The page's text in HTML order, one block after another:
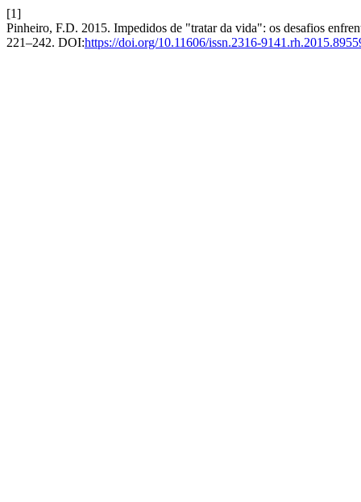
[1]
Pinheiro, F.D. 2015. Impedidos de "tratar da vida": os desafios
221–242. DOI:https://doi.org/10.11606/issn.2316-